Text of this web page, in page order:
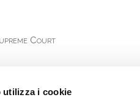
utilizza i cookie
Court